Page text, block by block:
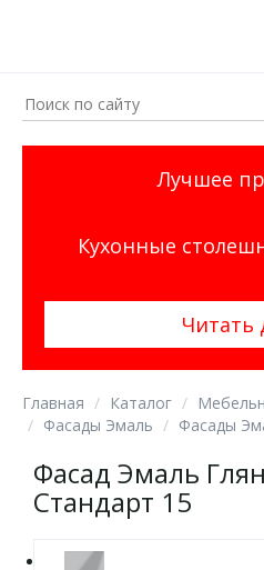
Лучшее
Кухонные
Читать
Главная Каталог
Фасады Эмаль
Фасады
Фасад Эмаль
Стандарт 15